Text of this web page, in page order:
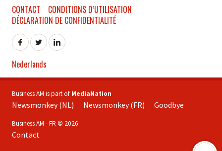
CONTACT
CONDITIONS D’UTILISATION
DÉCLARATION DE CONFIDENTIALITÉ
Nederlands
Business AM is part of MediaNation
Newsmonkey (NL) Newsmonkey (FR) Goodbye
Business AM - FR © 2026
Contact